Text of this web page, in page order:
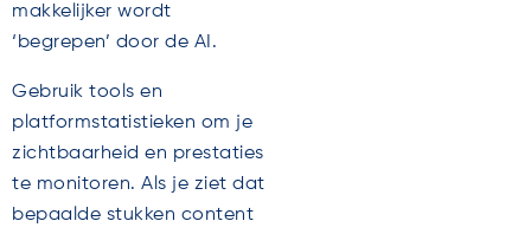
makkelijker wordt
‘begrepen’ door de AI.
Gebruik tools en
platformstatistieken om je
zichtbaarheid en prestaties
te monitoren. Als je ziet dat
bepaalde stukken content